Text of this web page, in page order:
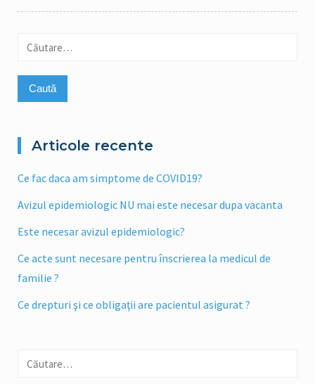
Caută
Articole recente
Ce fac daca am simptome de COVID19?
Avizul epidemiologic NU mai este necesar dupa vacanta
Este necesar avizul epidemiologic?
Ce acte sunt necesare pentru înscrierea la medicul de
familie ?
Ce drepturi şi ce obligaţii are pacientul asigurat ?
Caută